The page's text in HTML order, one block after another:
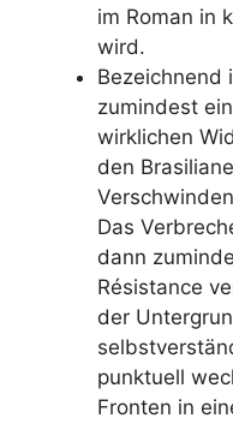
im Roman in
wird.
Bezeichnend
zumindest
wirklichen
den
Das
dann
Résistance
der
punktuell
Fronten in